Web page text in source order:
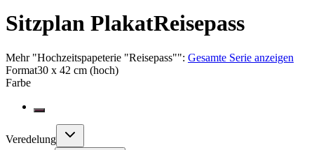
Sitzplan PlakatReisepass
Mehr"Hochzeitspapeterie "Reisepass"": Gesamte Serie anzeigen
Format30 x 42 cm (hoch)
Farbe
Veredelung